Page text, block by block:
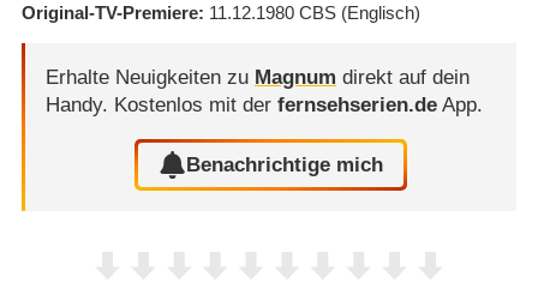
Original-TV-Premiere 11.12.1980 CBS (Englisch)
Erhalte Neuigkeiten zu Magnum direkt auf dein
Handy. Kostenlos mit der fernsehserien.deApp.
Benachrichtige mich